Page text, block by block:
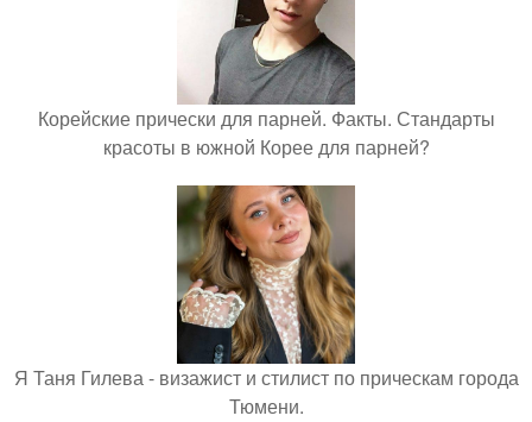
Корейские прически для парней. Факты. Стандарты
красоты в южной Корее для парней?
Я Таня Гилева - визажист и стилист по прическам города
Тюмени.